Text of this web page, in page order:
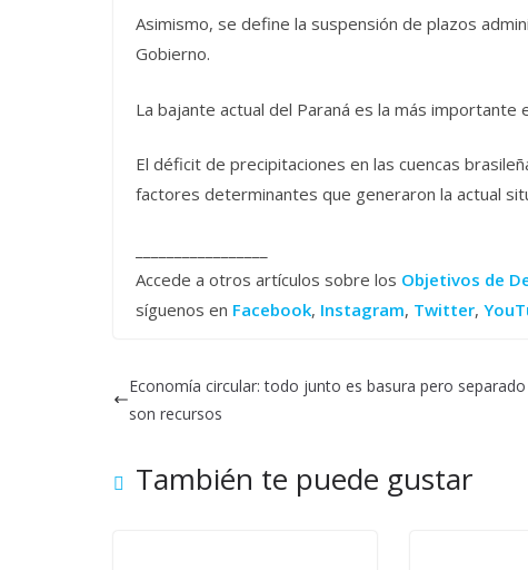
Asimismo, se define la suspensión de plazos
Gobierno.
La bajante actual del Paraná es la más importante
El déficit de precipitaciones en las cuencas
factores determinantes que generaron la actual
Accede a otros artículos sobre los Objetivos de
síguenos en Facebook, Instagram, Twitter,
Economía circular: todo junto es basura pero separado
son recursos
También te puede gustar